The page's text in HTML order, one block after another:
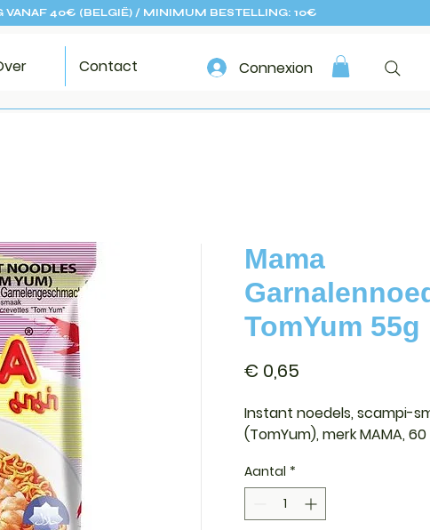
Contact
VANAF 40€ (BELGIË) / MINIMUM BESTELLING: 10€
Connexion
Mama
TomYum 55g
€ 0,65
Instant noedels, scampi-
(TomYum), merk MAMA, 60
Aantal *